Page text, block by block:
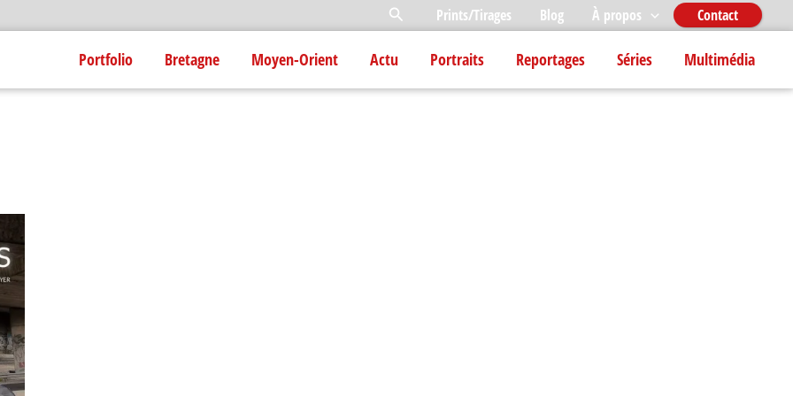
RechercherPrints/Tirages Blog À propos Contact
Portfolio Bretagne Moyen-Orient Actu Portraits Reportages Séries Multimédia